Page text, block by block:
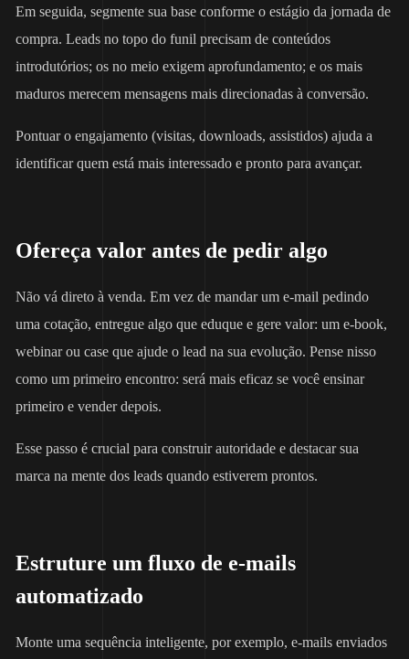
Em seguida, segmente sua base conforme o estágio da jornada de
compra. Leads no topo do funil precisam de conteúdos
introdutórios; os no meio exigem aprofundamento; e os mais
maduros merecem mensagens mais direcionadas à conversão.
Pontuar o engajamento (visitas, downloads, assistidos) ajuda a
identificar quem está mais interessado e pronto para avançar.
Ofereça valor antes de pedir algo
Não vá direto à venda. Em vez de mandar um e-mail pedindo
uma cotação, entregue algo que eduque e gere valor: um e-book,
webinar ou case que ajude o lead na sua evolução. Pense nisso
como um primeiro encontro: será mais eficaz se você ensinar
primeiro e vender depois.
Esse passo é crucial para construir autoridade e destacar sua
marca na mente dos leads quando estiverem prontos.
Estruture um fluxo de e-mails
automatizado
Monte uma sequência inteligente, por exemplo, e-mails enviados